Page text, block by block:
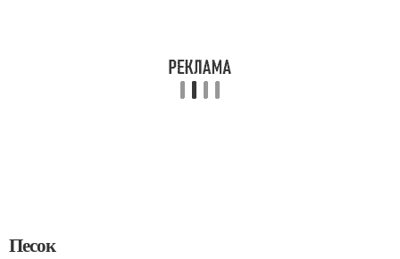
Песок